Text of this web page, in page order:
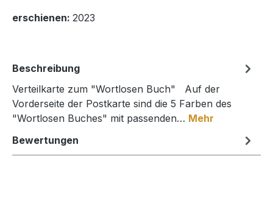
erschienen: 2023
Beschreibung
Verteilkarte zum "Wortlosen Buch" Auf der
Vorderseite der Postkarte sind die 5 Farben des
"Wortlosen Buches" mit passenden… Mehr
Bewertungen